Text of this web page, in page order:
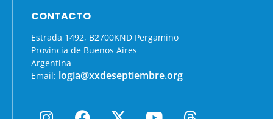
CONTACTO
Estrada 1492, B2700KND Pergamino
Provincia de Buenos Aires
Argentina
Email: logia@xxdeseptiembre.org